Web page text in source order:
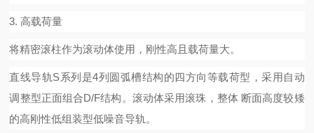
3.高载荷量
将精密滚柱作为滚动体使用，刚性高且载荷量大。
直线导轨S系列是4列圆弧槽结构的四方向等载荷型，采用自动
调整型正面组合D/F结构。滚动体采用滚珠，整体断面高度较矮
的高刚性低组装型低噪音导轨。